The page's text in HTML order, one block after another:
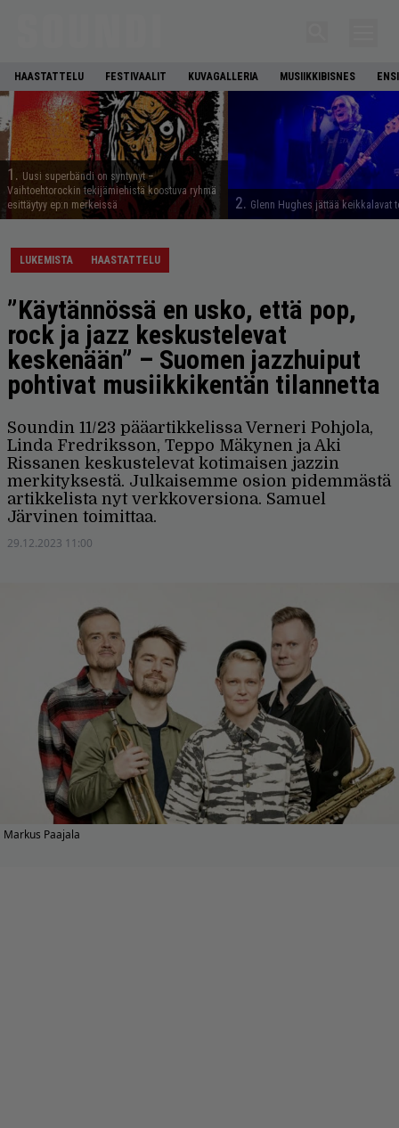
HAASTATTELU FESTIVAALIT KUVAGALLERIA MUSIIKKIBISNES
1. Uusi superbändi on syntynyt –
Vaihtoehtorockin tekijämiehistä koostuva ryhmä
esittäytyy ep:n merkeissä
2. Glenn Hughes jättää keikkalavat
LUKEMISTA HAASTATTELU
”Käytännössä en usko, että pop,
rock ja jazz keskustelevat
keskenään” – Suomen jazzhuiput
pohtivat musiikkikentän tilannetta
Soundin 11/23 pääartikkelissa Verneri Pohjola,
Linda Fredriksson, Teppo Mäkynen ja Aki
Rissanen keskustelevat kotimaisen jazzin
merkityksestä. Julkaisemme osion pidemmästä
artikkelista nyt verkkoversiona. Samuel
Järvinen toimittaa.
29.12.2023 11:00
Markus Paajala